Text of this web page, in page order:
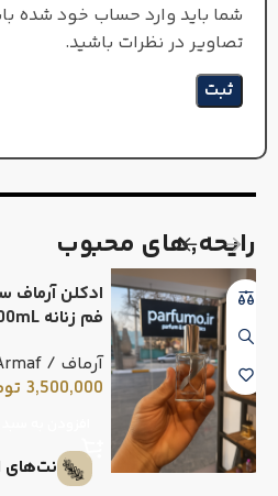
شما باید وارد حساب خود شده
تصاویر در نظرات باشید.
رایحه٬های محبوب
ادکلن آرماف
فم زنانه 100mL
آرماف / Armaf
3,500,000
نت‌های